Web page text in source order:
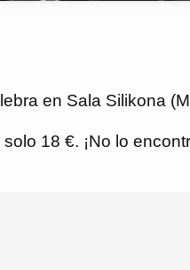
en Sala Silikona
18 €. ¡No lo